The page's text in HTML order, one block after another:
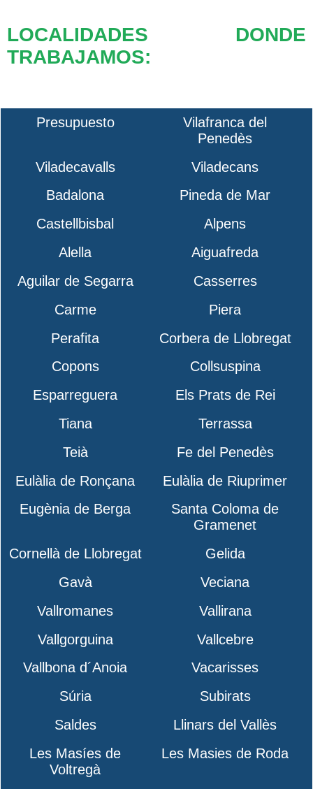
LOCALIDADES DONDE
TRABAJAMOS:
Presupuesto
Vilafranca del
Penedès
Viladecavalls
Viladecans
Badalona
Pineda de Mar
Castellbisbal
Alpens
Alella
Aiguafreda
Aguilar de Segarra
Casserres
Carme
Piera
Perafita
Corbera de Llobregat
Copons
Collsuspina
Esparreguera
Els Prats de Rei
Tiana
Terrassa
Teià
Fe del Penedès
Eulàlia de Ronçana
Eulàlia de Riuprimer
Eugènia de Berga
Santa Coloma de
Gramenet
Cornellà de Llobregat
Gelida
Gavà
Veciana
Vallromanes
Vallirana
Vallgorguina
Vallcebre
Vallbona d´Anoia
Vacarisses
Súria
Subirats
Saldes
Llinars del Vallès
Les Masíes de
Voltregà
Les Masies de Roda